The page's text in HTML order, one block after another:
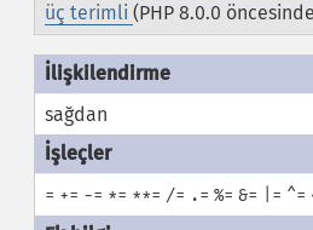
üç terimli (PHP 8.0.0
sağdan
= += -= *= **= /= .= %= &= |= ^=